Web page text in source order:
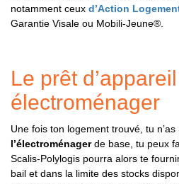
notamment ceux d’Action
Garantie Visale ou Mobili-Jeune®.
Le prêt d’appareil
électroménager
Une fois ton logement trouvé, tu
l’électroménagerde base, tu peux
Scalis-Polylogis pourra alors te
bail et dans la limite des stocks